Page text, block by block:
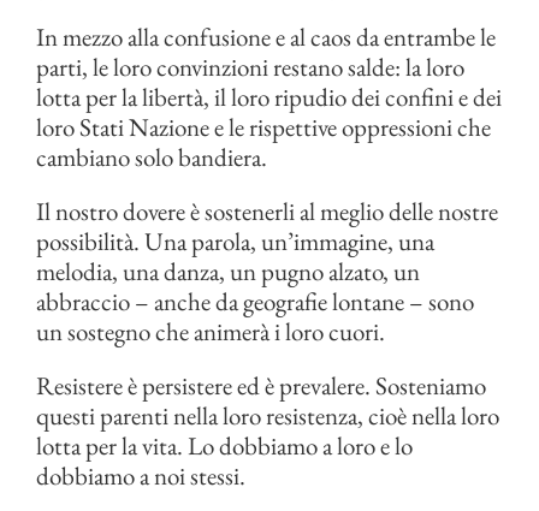
In mezzo alla confusione e al caos da entrambe le
parti, le loro convinzioni restano salde: la loro
lotta per la libertà, il loro ripudio dei confini e dei
loro Stati Nazione e le rispettive oppressioni che
cambiano solo bandiera.
Il nostro dovere è sostenerli al meglio delle nostre
possibilità. Una parola, un’immagine, una
melodia, una danza, un pugno alzato, un
abbraccio – anche da geografie lontane – sono
un sostegno che animerà i loro cuori.
Resistere è persistere ed è prevalere. Sosteniamo
questi parenti nella loro resistenza, cioè nella loro
lotta per la vita. Lo dobbiamo a loro e lo
dobbiamo a noi stessi.